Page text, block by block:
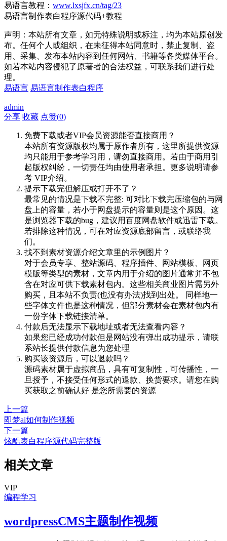
易语言教程： www.lxsjfx.cn/tag/23
易语言制作表白程序源代码+教程
声明：本站所有文章，如无特殊说明或标注，均为本站原创发
布。任何个人或组织，在未征得本站同意时，禁止复制、盗
用、采集、发布本站内容到任何网站、书籍等各类媒体平台。
如若本站内容侵犯了原著者的合法权益，可联系我们进行处
理。
易语言 易语言制作表白程序
admin
分享 收藏 点赞(0)
免费下载或者VIP会员资源能否直接商用？
本站所有资源版权均属于原作者所有，这里所提供资源
均只能用于参考学习用，请勿直接商用。若由于商用引
起版权纠纷，一切责任均由使用者承担。更多说明请参
考 VIP介绍。
提示下载完但解压或打开不了？
最常见的情况是下载不完整: 可对比下载完压缩包的与网
盘上的容量，若小于网盘提示的容量则是这个原因。这
是浏览器下载的bug，建议用百度网盘软件或迅雷下载。
若排除这种情况，可在对应资源底部留言，或联络我
们。
找不到素材资源介绍文章里的示例图片？
对于会员专享、整站源码、程序插件、网站模板、网页
模版等类型的素材，文章内用于介绍的图片通常并不包
含在对应可供下载素材包内。这些相关商业图片需另外
购买，且本站不负责(也没有办法)找到出处。 同样地一
些字体文件也是这种情况，但部分素材会在素材包内有
一份字体下载链接清单。
付款后无法显示下载地址或者无法查看内容？
如果您已经成功付款但是网站没有弹出成功提示，请联
系站长提供付款信息为您处理
购买该资源后，可以退款吗？
源码素材属于虚拟商品，具有可复制性，可传播性，一
旦授予，不接受任何形式的退款、换货要求。请您在购
买获取之前确认好 是您所需要的资源
上一篇
即梦ai如何制作视频
下一篇
炫酷表白程序源代码完整版
相关文章
VIP
编程学习
wordpressCMS主题制作视频